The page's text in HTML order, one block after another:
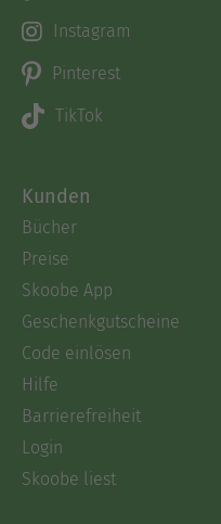
Instagram
Pinterest
TikTok
Kunden
Bücher
Preise
Skoobe App
Geschenkgutscheine
Code einlösen
Hilfe
Barrierefreiheit
Login
Skoobe liest